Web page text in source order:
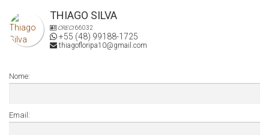
THIAGO SILVA
CRECI66032
+55 (48) 99188-1725
thiagofloripa10@gmail.com
Nome:
Email: